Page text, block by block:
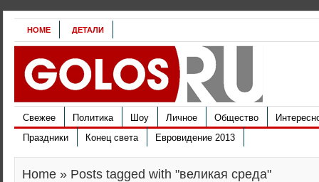
HOME ДЕТАЛИ
Свежее Политика Шоу Личное Общество
Праздники
Конец света Евровидение 2013
Home » Posts tagged with "великая среда"